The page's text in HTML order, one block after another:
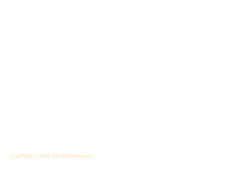
საკონტაქტო ინფორმაცია